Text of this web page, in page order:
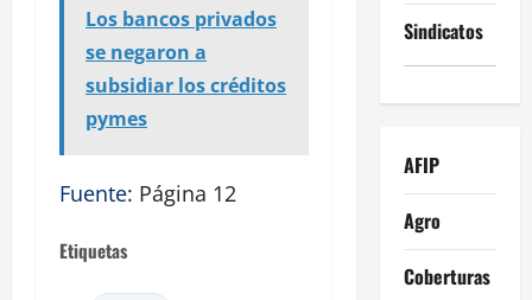
Los bancos privados
se negaron a
subsidiar los créditos
pymes
Fuente: Página 12
Etiquetas
Sindicatos
AFIP
Agro
Coberturas